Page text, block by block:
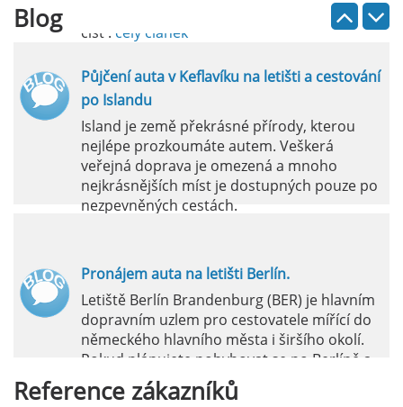
Blog číst : celý článek
Půjčení auta v Keflavíku na letišti a cestování
po Islandu
Island je země překrásné přírody, kterou
nejlépe prozkoumáte autem. Veškerá
veřejná doprava je omezená a mnoho
nejkrásnějších míst je dostupných pouze po
nezpevněných cestách.
Pronájem auta na letišti Berlín.
Letiště Berlín Brandenburg (BER) je hlavním
dopravním uzlem pro cestovatele mířící do
německého hlavního města i širšího okolí.
Pokud plánujete pohybovat se po Berlíně a
okolních regionech bez omezení, pronájem
auta přímo na letišti je ideální volbou.
Reference zákazníků